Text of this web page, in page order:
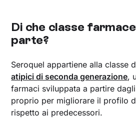
Di che classe
parte?
Seroquel appartiene alla classe
atipici di seconda generazione,
farmaci sviluppata a partire
proprio per migliorare il profilo
rispetto ai predecessori.